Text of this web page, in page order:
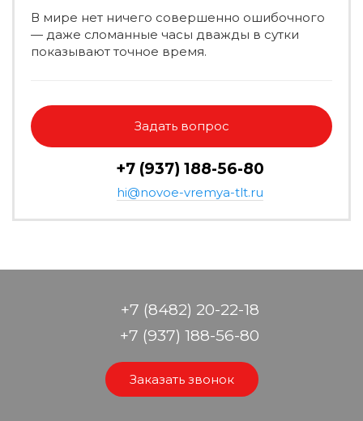
В мире нет ничего совершенно ошибочного
— даже сломанные часы дважды в сутки
показывают точное время.
Задать вопрос
+7 (937) 188-56-80
hi@novoe-vremya-tlt.ru
+7 (8482) 20-22-18
+7 (937) 188-56-80
Заказать звонок